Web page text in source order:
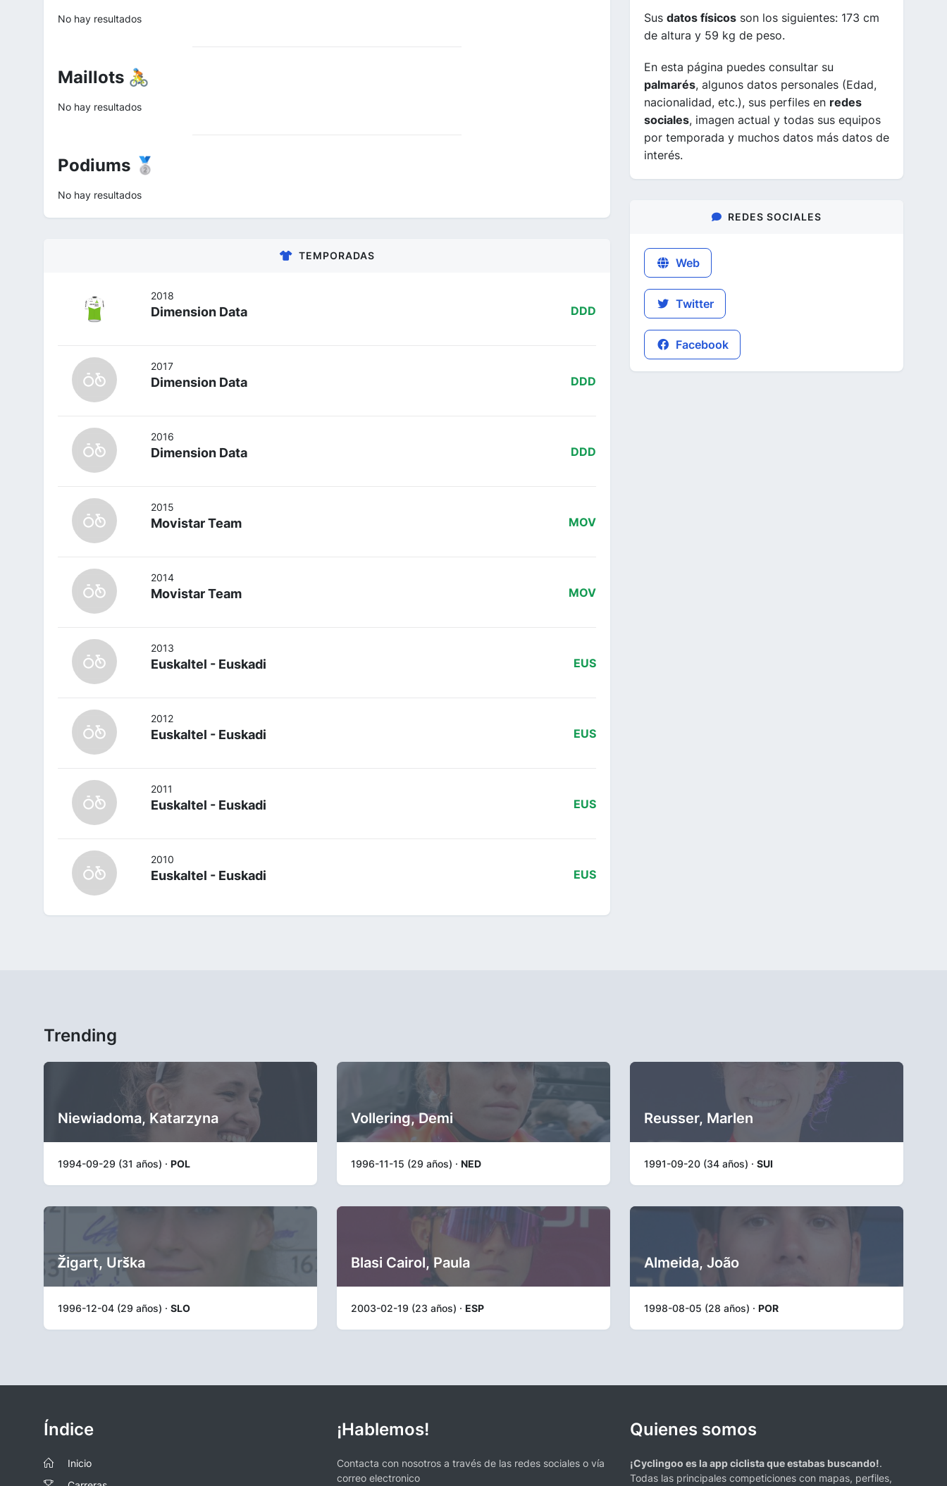
No hay resultados
Maillots 🚴
No hay resultados
Podiums 🥈
No hay resultados
TEMPORADAS
2018
Dimension Data DDD
2017
Dimension Data DDD
2016
Dimension Data DDD
2015
Movistar Team MOV
2014
Movistar Team MOV
2013
Euskaltel - Euskadi EUS
2012
Euskaltel - Euskadi EUS
2011
Euskaltel - Euskadi EUS
2010
Euskaltel - Euskadi EUS
Sus datos físicos son los siguientes: 173 cm
de altura y 59 kg de peso.
En esta página puedes consultar su
palmarés, algunos datos personales (Edad,
nacionalidad, etc.), sus perfiles en redes
sociales, imagen actual y todas sus equipos
por temporada y muchos datos más datos de
interés.
REDES SOCIALES
Web
Twitter
Facebook
Trending
Niewiadoma, Katarzyna
1994-09-29 (31 años) · POL
Vollering, Demi
1996-11-15 (29 años) · NED
Reusser, Marlen
1991-09-20 (34 años) · SUI
Žigart, Urška
1996-12-04 (29 años) · SLO
Blasi Cairol, Paula
2003-02-19 (23 años) · ESP
Almeida, João
1998-08-05 (28 años) · POR
Índice
Inicio
¡Hablemos!
Contacta con nosotros a través de las redes sociales o vía
correo electronico
Quienes somos
¡Cyclingoo es la app ciclista que estabas buscando!.
Todas las principales competiciones con mapas, perfiles,